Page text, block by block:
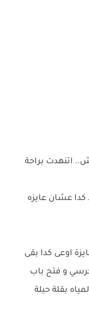
اتنهدت براحة
عشان عايزه
اوعى كدا بقى
و فتح باب
بقلة حيلة